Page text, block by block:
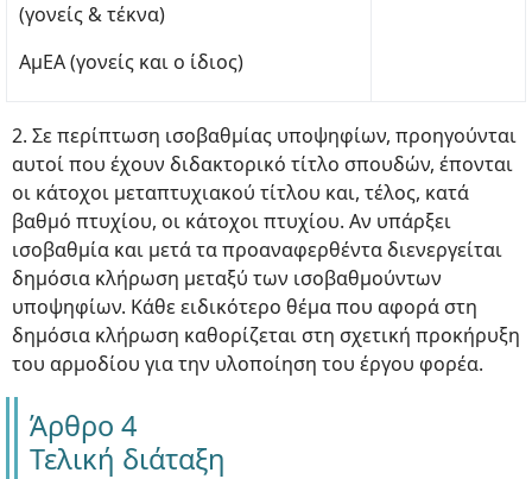
(γονείς & τέκνα)
ΑμΕΑ (γονείς και ο ίδιος)
2. Σε περίπτωση ισοβαθμίας υποψηφίων, προηγούνται
αυτοί που έχουν διδακτορικό τίτλο σπουδών, έπονται
οι κάτοχοι μεταπτυχιακού τίτλου και, τέλος, κατά
βαθμό πτυχίου, οι κάτοχοι πτυχίου. Αν υπάρξει
ισοβαθμία και μετά τα προαναφερθέντα διενεργείται
δημόσια κλήρωση μεταξύ των ισοβαθμούντων
υποψηφίων. Κάθε ειδικότερο θέμα που αφορά στη
δημόσια κλήρωση καθορίζεται στη σχετική προκήρυξη
του αρμοδίου για την υλοποίηση του έργου φορέα.
Άρθρο 4
Τελική διάταξη